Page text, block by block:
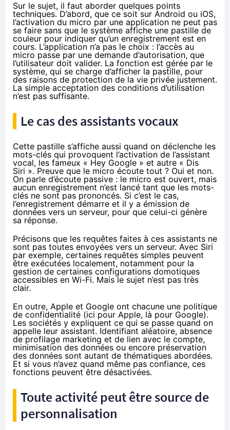
Sur le sujet, il faut aborder quelques points
techniques. D’abord, que ce soit sur Android ou iOS,
l’activation du micro par une application ne peut pas
se faire sans que le système affiche une pastille de
couleur pour indiquer qu’un enregistrement est en
cours. L’application n’a pas le choix : l’accès au
micro passe par une demande d’autorisation, que
l’utilisateur doit valider. La fonction est gérée par le
système, qui se charge d’afficher la pastille, pour
des raisons de protection de la vie privée justement.
La simple acceptation des conditions d’utilisation
n’est pas suffisante.
Le cas des assistants vocaux
Cette pastille s’affiche aussi quand on déclenche les
mots-clés qui provoquent l’activation de l’assistant
vocal, les fameux « Hey Google » et autre « Dis
Siri ». Preuve que le micro écoute tout ? Oui et non.
On parle d’écoute passive : le micro est ouvert, mais
aucun enregistrement n’est lancé tant que les mots-
clés ne sont pas prononcés. Si c’est le cas,
l’enregistrement démarre et il y a émission de
données vers un serveur, pour que celui-ci génère
sa réponse.
Précisons que les requêtes faites à ces assistants ne
sont pas toutes envoyées vers un serveur. Avec Siri
par exemple, certaines requêtes simples peuvent
être exécutées localement, notamment pour la
gestion de certaines configurations domotiques
accessibles en Wi-Fi. Mais le sujet n’est pas très
clair.
En outre, Apple et Google ont chacune une politique
de confidentialité (ici pour Apple, là pour Google).
Les sociétés y expliquent ce qui se passe quand on
appelle leur assistant. Identifiant aléatoire, absence
de profilage marketing et de lien avec le compte,
minimisation des données ou encore préservation
des données sont autant de thématiques abordées.
Et si vous n’avez quand même pas confiance, ces
fonctions peuvent être désactivées.
Toute activité peut être source de
personnalisation